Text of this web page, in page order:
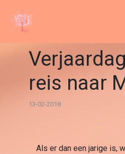
reis naar
13-02-2018
Als er dan een jarige is,